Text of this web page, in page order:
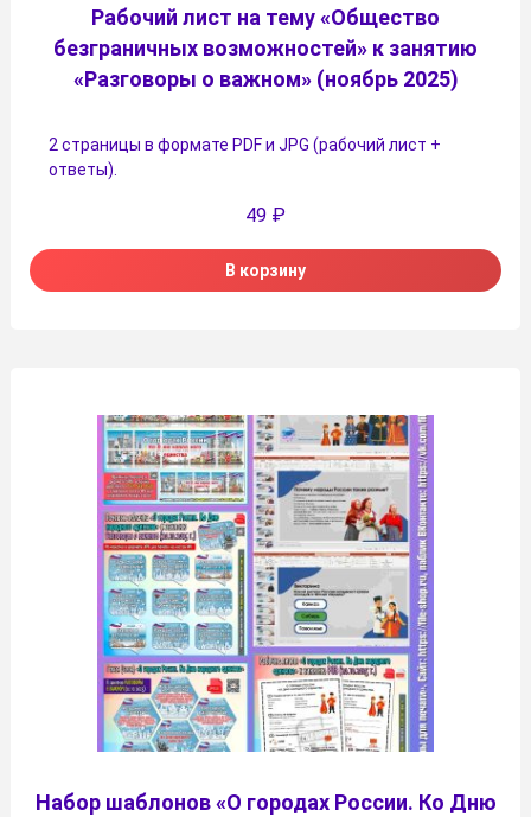
Рабочий лист на тему «Общество
безграничных возможностей» к занятию
«Разговоры о важном» (ноябрь 2025)
2 страницы в формате PDF и JPG (рабочий лист +
ответы).
49 ₽
В корзину
Набор шаблонов «О городах России. Ко Дню